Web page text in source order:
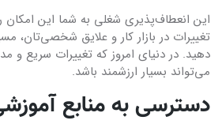
این انعطاف‌پذیری شغلی به شما این امکان
تغییرات در بازار کار و علایق شخصی‌تان،
دهید. در دنیای امروز که تغییرات سریع و
می‌تواند بسیار ارزشمند باشد.
دسترسی به منابع